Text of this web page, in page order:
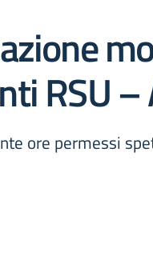
RSU
ore permessi